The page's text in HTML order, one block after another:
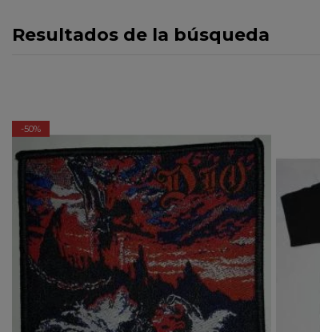
Resultados de la búsqueda
-50%